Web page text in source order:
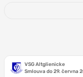
VSG Altglienicke
Smlouva do29. června